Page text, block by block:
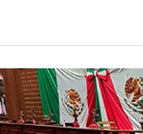
UMSNH LANZA